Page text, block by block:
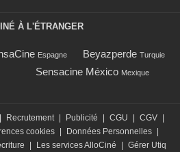
À L'ÉTRANGER
Espagne Beyazperde Turquie
Sensacine México Mexique
Recrutement Publicité CGU CGV
cookies Données Personnelles
Les services AlloCiné Gérer Utiq